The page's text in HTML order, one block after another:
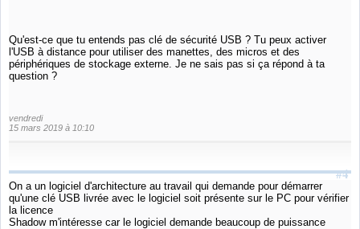
Qu'est-ce que tu entends pas clé de sécurité USB ? Tu peux activer
l'USB à distance pour utiliser des manettes, des micros et des
périphériques de stockage externe. Je ne sais pas si ça répond à ta
question ?
vendredi
15 mars 2019 à 10:10
#4
On a un logiciel d'architecture au travail qui demande pour démarrer
qu'une clé USB livrée avec le logiciel soit présente sur le PC pour vérifier
la licence
Shadow m'intéresse car le logiciel demande beaucoup de puissance